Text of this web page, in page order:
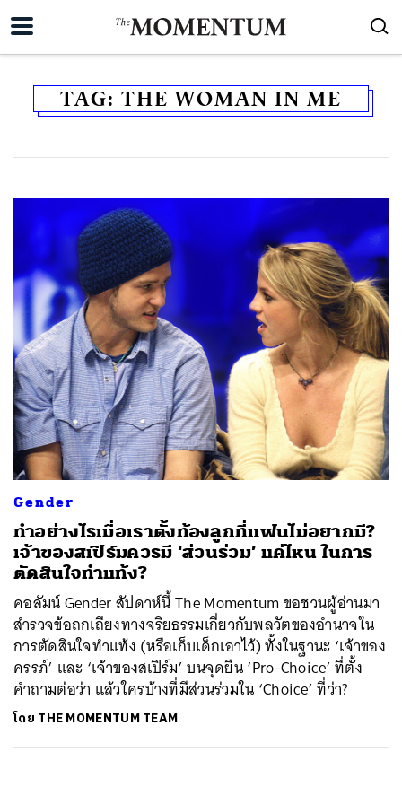
TAG: THE WOMAN IN ME
Gender
ทำอย่างไรเมื่อเราตั้งท้องลูกที่แฟนไม่อยากมี?
เจ้าของสเปิร์มควรมี ‘ส่วนร่วม’ แค่ไหน ในการ
ตัดสินใจทำแท้ง?
คอลัมน์ Gender สัปดาห์นี้ The Momentum ขอชวนผู้อ่านมา
สำรวจข้อถกเถียงทางจริยธรรมเกี่ยวกับพลวัตของอำนาจใน
การตัดสินใจทำแท้ง (หรือเก็บเด็กเอาไว้) ทั้งในฐานะ ‘เจ้าของ
ครรภ์’ และ ‘เจ้าของสเปิร์ม’ บนจุดยืน ‘Pro-Choice’ ที่ตั้ง
คำถามต่อว่า แล้วใครบ้างที่มีส่วนร่วมใน ‘Choice’ ที่ว่า?
โดย THE MOMENTUM TEAM
ค้นหา